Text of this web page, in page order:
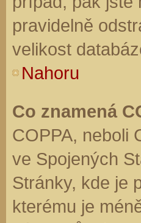
pravidelně
velikost
Nahoru
Co znamená
COPPA, neboli
ve Spojených
Stránky, kde je
kterému je